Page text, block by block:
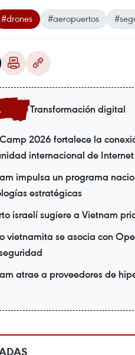
#drones #aeropuertos
Transformación digital
2026 fortalece la
internacional de Internet
impulsa un programa
estratégicas
israelí sugiere a Vietnam
vietnamita se asocia con
atrae a proveedores de